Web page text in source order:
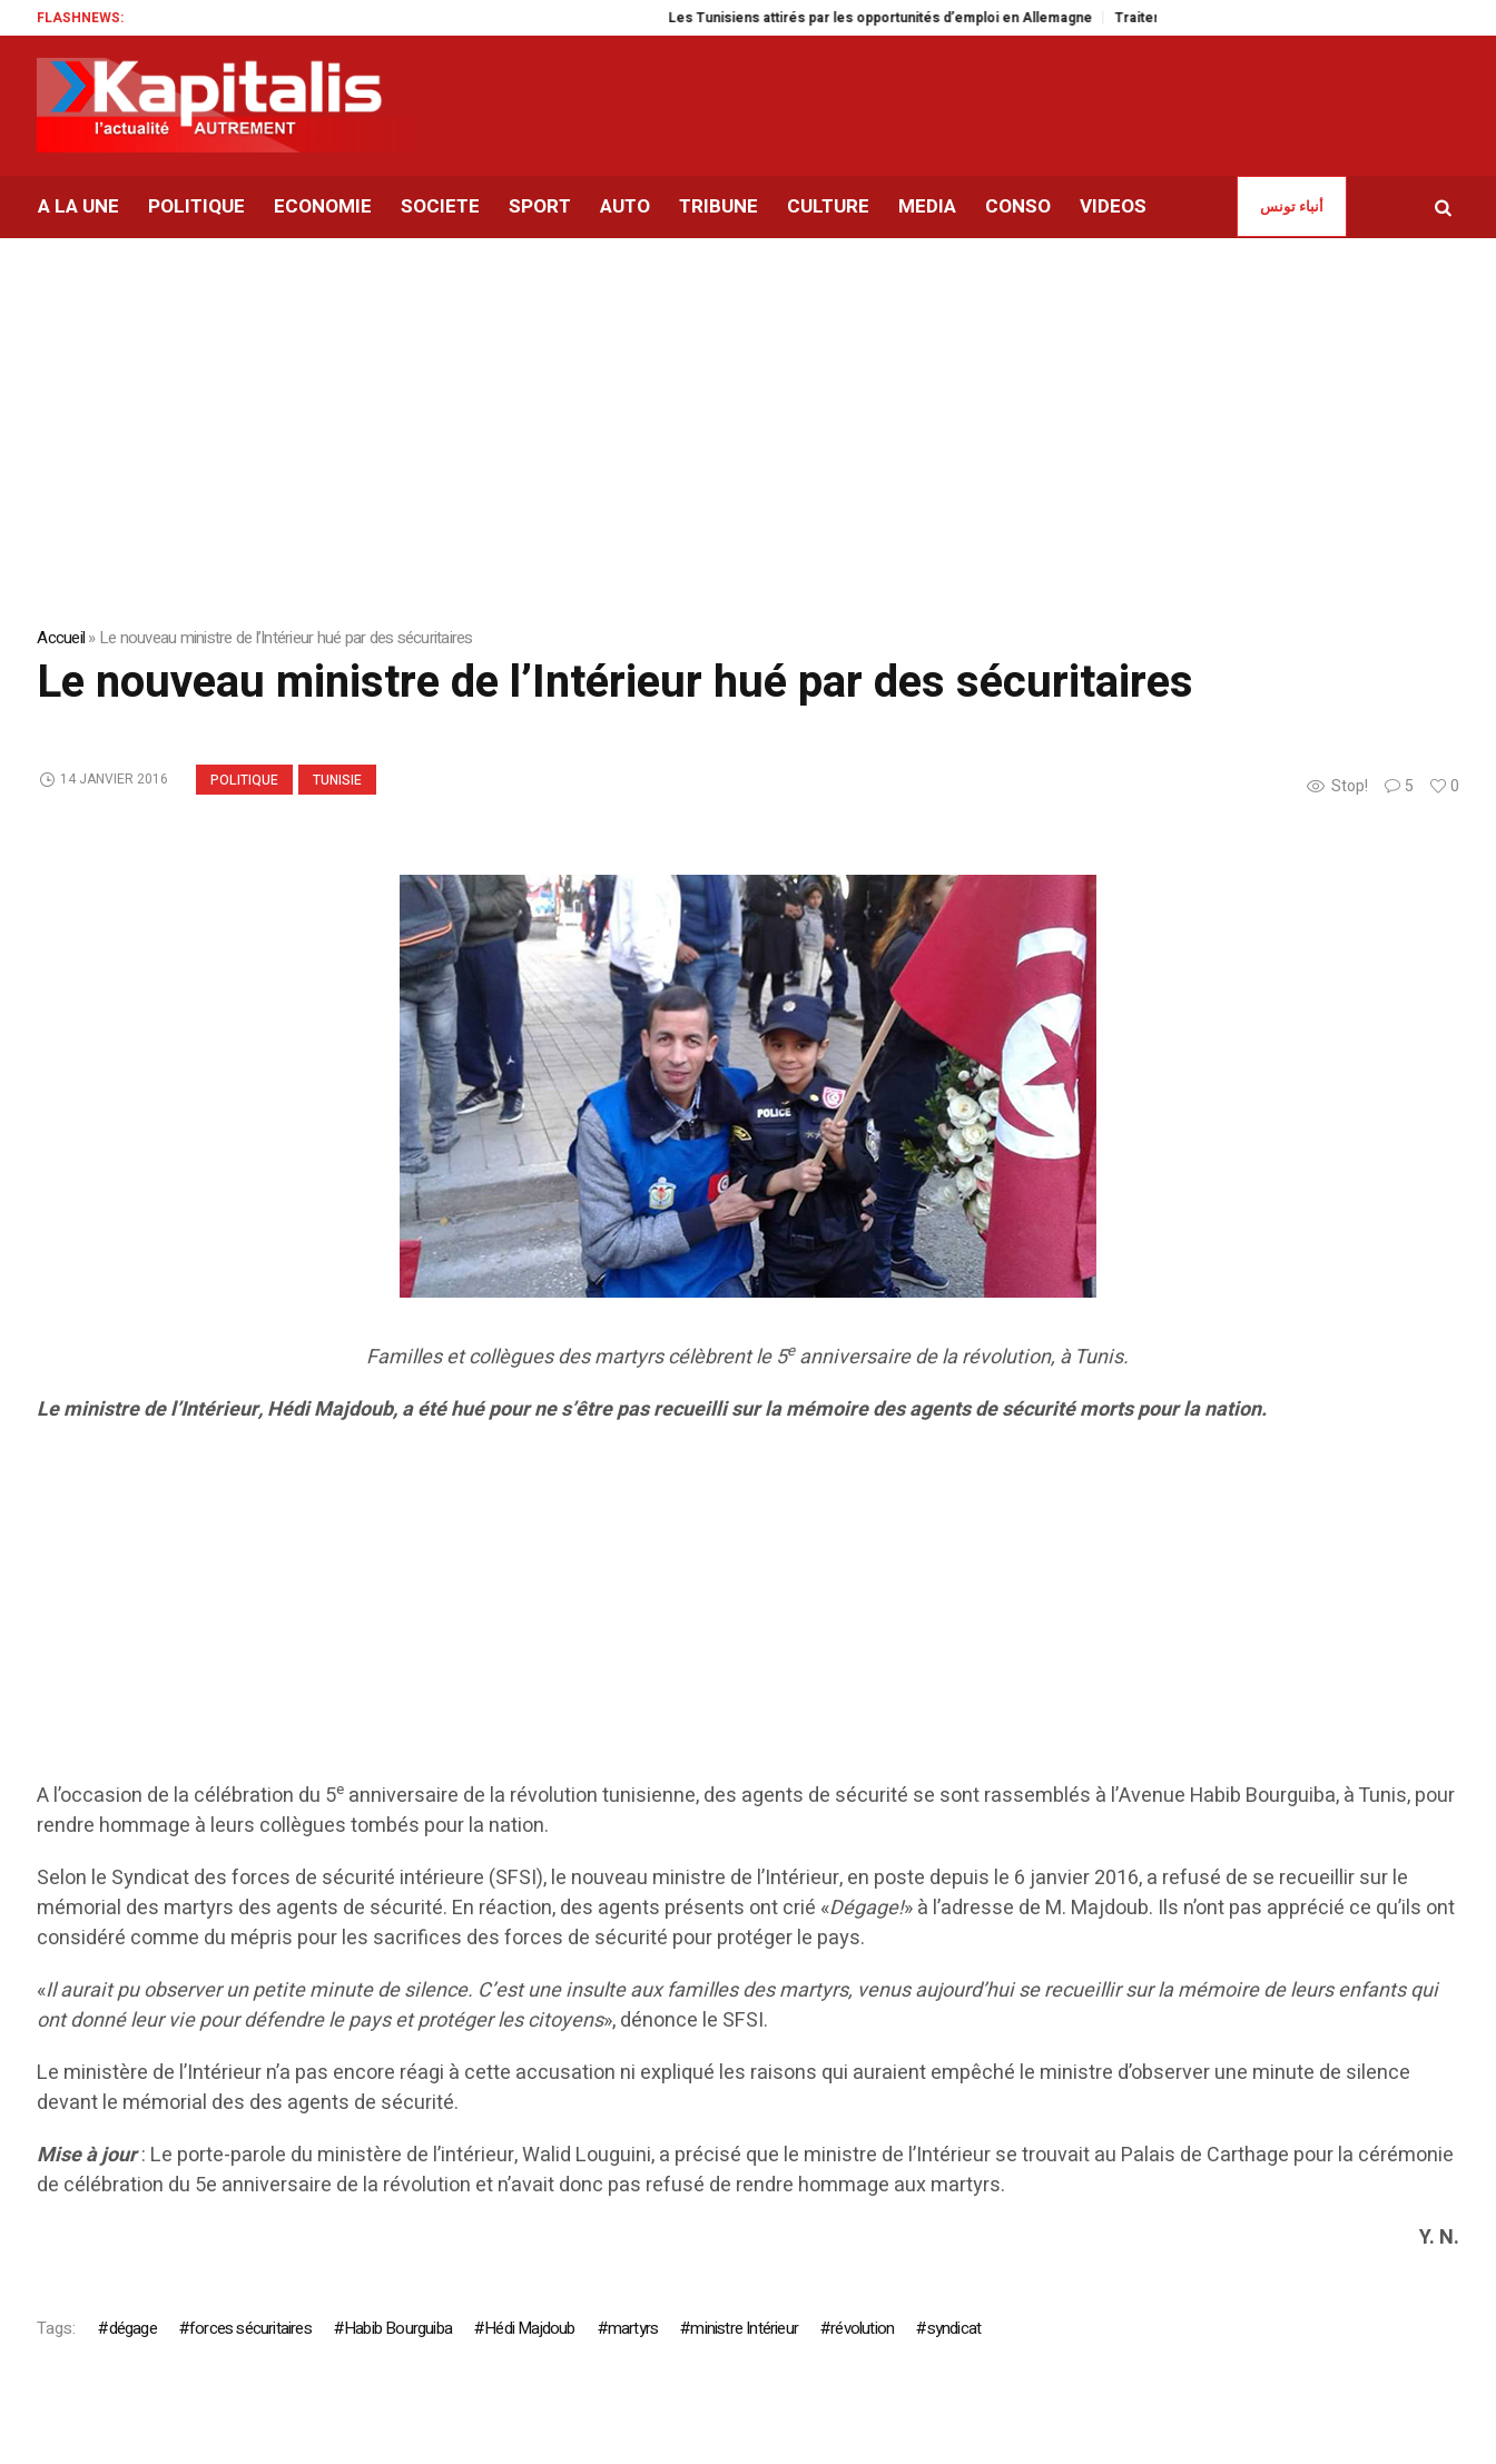
FLASHNEWS: Les Tunisiens attirés par les opportunités d’emploi en Allemagne Traitement déséquilibré de la guerre au Moyen-Orient par les
A LA UNE POLITIQUE ECONOMIE SOCIETE SPORT AUTO TRIBUNE CULTURE MEDIA CONSO VIDEOS أنباء تونس
Accueil»Le nouveau ministre de l’Intérieur hué par des sécuritaires
Le nouveau ministre de l’Intérieur hué par des sécuritaires
POLITIQUE TUNISIE Stop! 5 0
14 JANVIER 2016
Familles et collègues des martyrs célèbrent le 5eanniversaire de la révolution, à Tunis.
Le ministre de l’Intérieur, Hédi Majdoub, a été hué pour ne s’être pas recueilli sur la mémoire des agents de sécurité morts pour la nation.
A l’occasion de la célébration du 5e anniversaire de la révolution tunisienne, des agents de sécurité se sont rassemblés à l’Avenue Habib Bourguiba, à Tunis, pour
rendre hommage à leurs collègues tombés pour la nation.
Selon le Syndicat des forces de sécurité intérieure (SFSI), le nouveau ministre de l’Intérieur, en poste depuis le 6 janvier 2016, a refusé de se recueillir sur le
mémorial des martyrs des agents de sécurité. En réaction, des agents présents ont crié «Dégage!» à l’adresse de M. Majdoub. Ils n’ont pas apprécié ce qu’ils ont
considéré comme du mépris pour les sacrifices des forces de sécurité pour protéger le pays.
«Il aurait pu observer un petite minute de silence. C’est une insulte aux familles des martyrs, venus aujourd’hui se recueillir sur la mémoire de leurs enfants qui
ont donné leur vie pour défendre le pays et protéger les citoyens», dénonce le SFSI.
Le ministère de l’Intérieur n’a pas encore réagi à cette accusation ni expliqué les raisons qui auraient empêché le ministre d’observer une minute de silence
devant le mémorial des des agents de sécurité.
Mise à jour: Le porte-parole du ministère de l’intérieur, Walid Louguini, a précisé que le ministre de l’Intérieur se trouvait au Palais de Carthage pourla cérémonie
de célébration du 5e anniversaire de la révolution et n’avait donc pas refusé de rendre hommage aux martyrs.
Y. N.
Tags: dégage forces sécuritaires Habib Bourguiba Hédi Majdoub martyrs ministre Intérieur révolution syndicat